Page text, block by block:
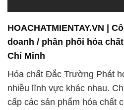
Hóa chất Đắc Trường Phát
nhiều lĩnh vực khác nhau.
cấp các sản phẩm hóa chất
cho ngành công nghiệp, y tế,
lĩnh vực khác. Khả năng
chúng tôi phục vụ một loạt
đặc biệt trong việc sử dụng